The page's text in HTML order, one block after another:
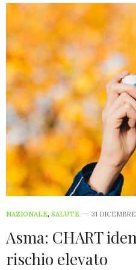
NAZIONALE, SALUTE 31
Asma: CHART
rischio elevato